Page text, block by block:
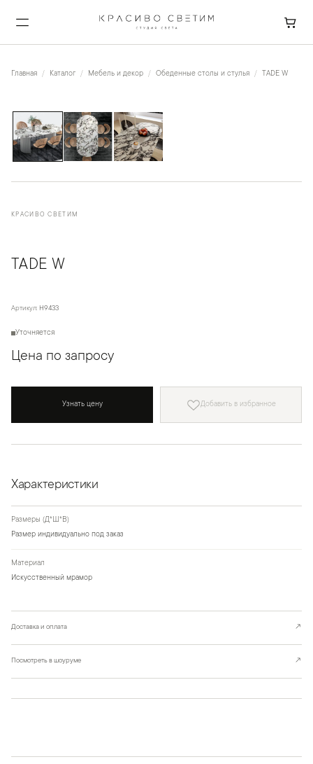
Главная Каталог Мебель и декор Обеденные столы и стулья TADE W
КРАСИВО СВЕТИМ
TADE W
Артикул: H9433
Уточняется
Цена по запросу
Узнать цену Добавить в избранное
Характеристики
Размеры (Д*Ш*В)
Размер индивидуально под заказ
Материал
Искусственный мрамор
Доставка и оплата ↗
Посмотреть в шоуруме ↗